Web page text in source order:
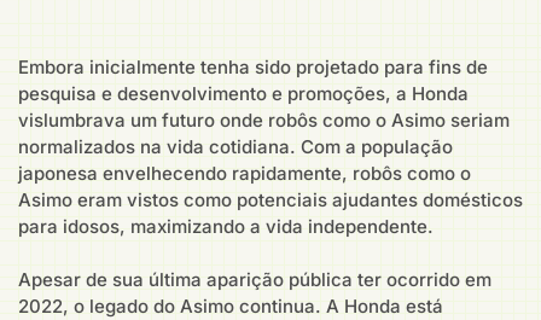
Embora inicialmente tenha sido projetado para fins de
pesquisa e desenvolvimento e promoções, a Honda
vislumbrava um futuro onde robôs como o Asimo seriam
normalizados na vida cotidiana. Com a população
japonesa envelhecendo rapidamente, robôs como o
Asimo eram vistos como potenciais ajudantes domésticos
para idosos, maximizando a vida independente.
Apesar de sua última aparição pública ter ocorrido em
2022, o legado do Asimo continua. A Honda está